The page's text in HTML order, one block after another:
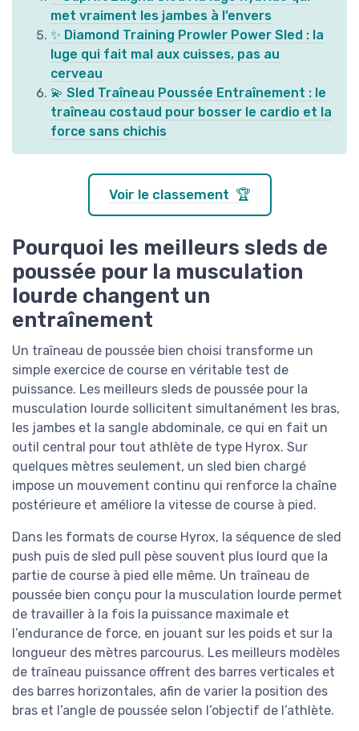
met vraiment les jambes à l’envers
✨ Diamond Training Prowler Power Sled : la
luge qui fait mal aux cuisses, pas au
cerveau
💫 Sled Traîneau Poussée Entraînement : le
traîneau costaud pour bosser le cardio et la
force sans chichis
Voir le classement 🏆
Pourquoi les meilleurs sleds de
poussée pour la musculation
lourde changent un
entraînement
Un traîneau de poussée bien choisi transforme un
simple exercice de course en véritable test de
puissance. Les meilleurs sleds de poussée pour la
musculation lourde sollicitent simultanément les bras,
les jambes et la sangle abdominale, ce qui en fait un
outil central pour tout athlète de type Hyrox. Sur
quelques mètres seulement, un sled bien chargé
impose un mouvement continu qui renforce la chaîne
postérieure et améliore la vitesse de course à pied.
Dans les formats de course Hyrox, la séquence de sled
push puis de sled pull pèse souvent plus lourd que la
partie de course à pied elle même. Un traîneau de
poussée bien conçu pour la musculation lourde permet
de travailler à la fois la puissance maximale et
l’endurance de force, en jouant sur les poids et sur la
longueur des mètres parcourus. Les meilleurs modèles
de traîneau puissance offrent des barres verticales et
des barres horizontales, afin de varier la position des
bras et l’angle de poussée selon l’objectif de l’athlète.